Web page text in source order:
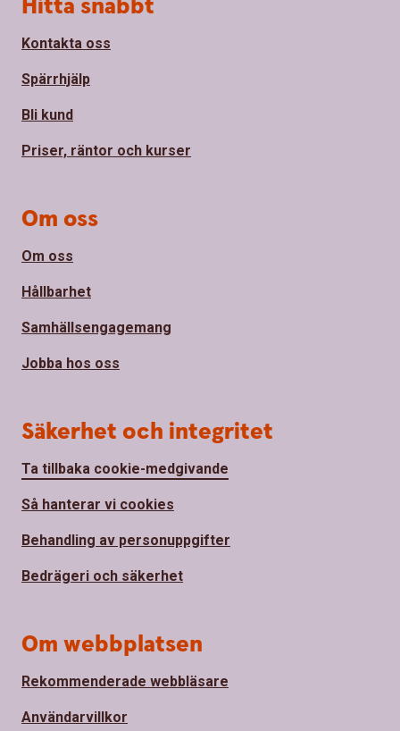
Hitta snabbt
Kontakta oss
Spärrhjälp
Bli kund
Priser, räntor och kurser
Om oss
Om oss
Hållbarhet
Samhällsengagemang
Jobba hos oss
Säkerhet och integritet
Ta tillbaka cookie-medgivande
Så hanterar vi cookies
Behandling av personuppgifter
Bedrägeri och säkerhet
Om webbplatsen
Rekommenderade webbläsare
Användarvillkor